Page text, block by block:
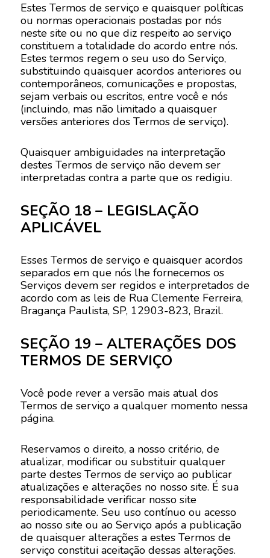
Estes Termos de serviço e quaisquer políticas
ou normas operacionais postadas por nós
neste site ou no que diz respeito ao serviço
constituem a totalidade do acordo entre nós.
Estes termos regem o seu uso do Serviço,
substituindo quaisquer acordos anteriores ou
contemporâneos, comunicações e propostas,
sejam verbais ou escritos, entre você e nós
(incluindo, mas não limitado a quaisquer
versões anteriores dos Termos de serviço).
Quaisquer ambiguidades na interpretação
destes Termos de serviço não devem ser
interpretadas contra a parte que os redigiu.
SEÇÃO 18 – LEGISLAÇÃO
APLICÁVEL
Esses Termos de serviço e quaisquer acordos
separados em que nós lhe fornecemos os
Serviços devem ser regidos e interpretados de
acordo com as leis de Rua Clemente Ferreira,
Bragança Paulista, SP, 12903-823, Brazil.
SEÇÃO 19 – ALTERAÇÕES DOS
TERMOS DE SERVIÇO
Você pode rever a versão mais atual dos
Termos de serviço a qualquer momento nessa
página.
Reservamos o direito, a nosso critério, de
atualizar, modificar ou substituir qualquer
parte destes Termos de serviço ao publicar
atualizações e alterações no nosso site. É sua
responsabilidade verificar nosso site
periodicamente. Seu uso contínuo ou acesso
ao nosso site ou ao Serviço após a publicação
de quaisquer alterações a estes Termos de
serviço constitui aceitação dessas alterações.